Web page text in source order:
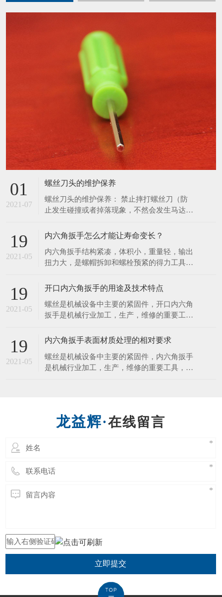
螺丝刀头的维护保养
螺丝刀头的维护保养： 禁止摔打螺丝刀（防
止发生碰撞或者掉落现象，不然会发生马达噪
音以及起子出现晃动的现象）。 拔螺丝刀与
配套控制器的连接插头，应当以插头基部为力
点，不应当用力拉扯电线，避免损坏接触的插
头。 螺丝刀工作时摇晃太大时必须立刻停止
使用，防止更深度地损坏螺丝刀，并通知管理
人员进行维修管理。
2021-05
内六角扳手怎么才能让寿命变长？
内六角扳手结构紧凑，体积小，重量轻，输出
扭力大，是螺帽拆卸和螺栓预紧的得力工具。
扭力控制在此3%范围内，能满足联接预紧高
精度扭 力值的要求。特种工具力矩就是力和
距离的乘积，在紧固螺丝螺栓螺母等螺纹紧固
件时需要控制施加的力矩大小，以保证螺纹紧
固且不至 于因力矩过大破坏螺纹。为了延长
19
2021-05
开口内六角扳手的用途及技术特点
螺丝是机械设备中主要的紧固件，开口内六角
扳手是机械行业加工，生产，维修的重要工
以下几项优点。 1．可快速工作，工作速度比
传统扳手快三至四倍，比快速扳手的工作速度
还要快。 2．一个开口内六角扳手可适用于2
—6种规格的螺丝，而一个双头呆扳手只适用2
19
2021-05
内六角扳手表面材质处理的相对要求
螺丝是机械设备中主要的紧固件，内六角扳手
是机械行业加工，生产，维修的重要工具，该
角扳手的不同材质，对内六角扳手提出对应的
表面处理要求。 1．亮铬：像镜面一样的光
亮； 2．亚铬：无光泽； 3．电泳：黑色，有
亮度，在外加直流电的作用下，使带电粒子在
在线留言